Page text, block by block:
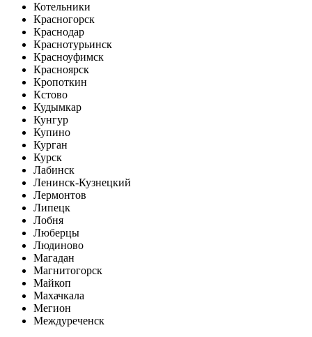
Котельники
Красногорск
Краснодар
Краснотурьинск
Красноуфимск
Красноярск
Кропоткин
Кстово
Кудымкар
Кунгур
Купино
Курган
Курск
Лабинск
Ленинск-Кузнецкий
Лермонтов
Липецк
Лобня
Люберцы
Людиново
Магадан
Магнитогорск
Майкоп
Махачкала
Мегион
Междуреченск